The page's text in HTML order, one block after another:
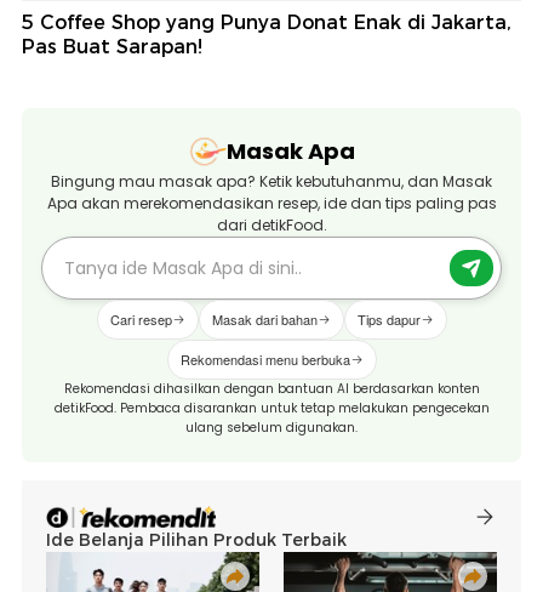
5 Coffee Shop yang Punya Donat Enak di Jakarta,
Pas Buat Sarapan!
Masak Apa
Bingung mau masak apa? Ketik kebutuhanmu, dan Masak
Apa akan merekomendasikan resep, ide dan tips paling pas
dari detikFood.
Cari resep Masak dari bahan Tips dapur
Rekomendasi menu berbuka
Rekomendasi dihasilkan dengan bantuan AI berdasarkan konten
detikFood. Pembaca disarankan untuk tetap melakukan pengecekan
ulang sebelum digunakan.